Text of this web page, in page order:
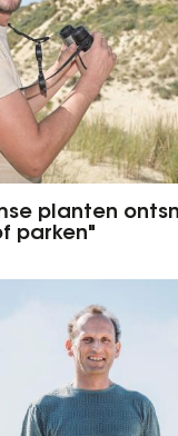
planten
parken"